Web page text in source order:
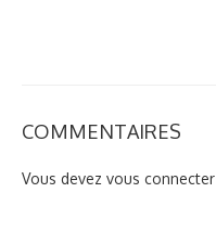
COMMENTAIRES
Vous devez vous connecter